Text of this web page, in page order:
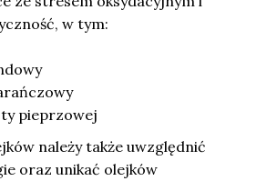
w tym:
pieprzowej
należy także uwzględnić
oraz unikać olejków